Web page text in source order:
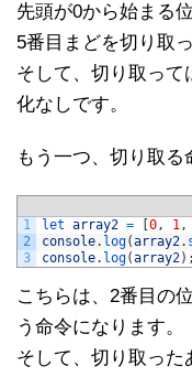
先頭が0から始まる
5番目まどを切り取
そして、切り取って
化なしです。
もう一つ、切り取る
1
2
3
let array2 = 0, 1,
console. log(array2.
console. log(array2) ;
こちらは、2番目の
う命令になります。
そして、切り取った